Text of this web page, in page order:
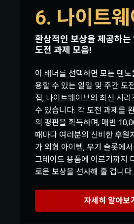
6. 나이트
환상적인 보상을 제공하는
도전 과제 모음!
이 배너를 선택하면 모든 텐노
용할 수 있는 일일 및 주간 도
집, 나이트웨이브의 최신 시리
수 있습니다. 각 도전 과제를
의 평판을 획득하며, 매번
때마다 여러분의 신비한 후원
가 외형 아이템, 무기 슬롯에
그레이드 용품에 이르기까지
로운 보상을 선사해 줄 겁니다.
자세히 알아보기